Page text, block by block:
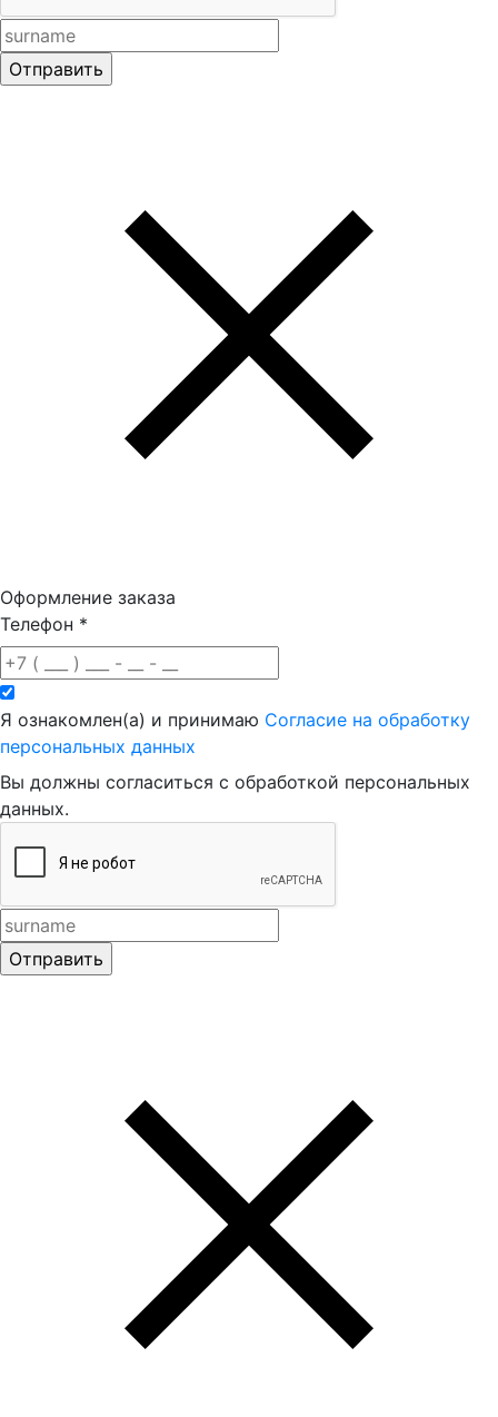
Оформление заказа
Телефон *
Я ознакомлен(а) и принимаю Согласие на обработку
персональных данных
Вы должны согласиться с обработкой персональных
данных.